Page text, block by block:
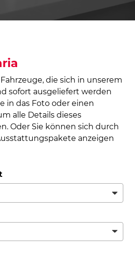
die sich in unserem
sofort ausgeliefert werden
in das Foto oder einen
alle Details dieses
Oder Sie können sich durch
anzeigen